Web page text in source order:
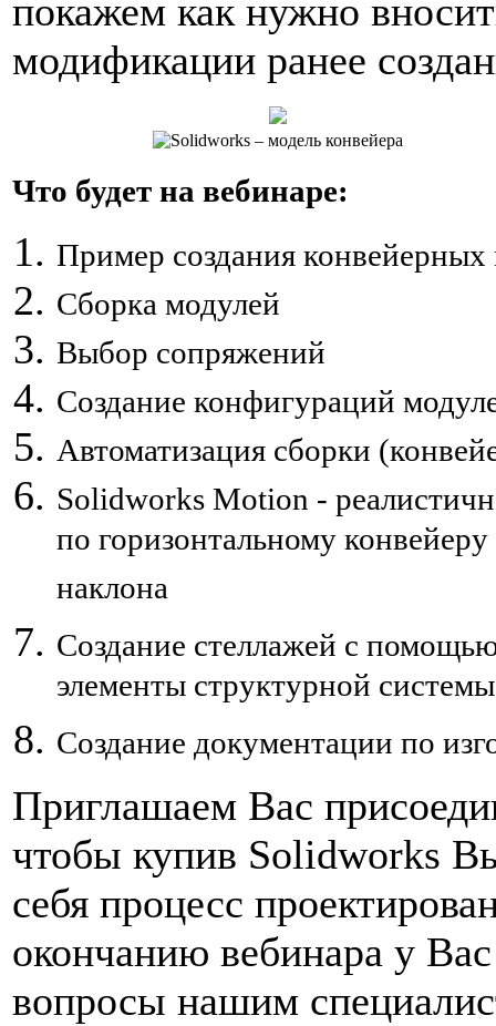
покажем как нужно
модификации ранее
Что будет на вебинаре:
Пример создания
Сборка модулей
Выбор сопряжений
Создание конфигураций
Автоматизация сборки
Solidworks Motion -
по горизонтальному
наклона
Создание стеллажей с
элементы структурной системы
Создание документации по
Приглашаем Вас
чтобы купив Solidworks
себя процесс
окончанию вебинара у
вопросы нашим